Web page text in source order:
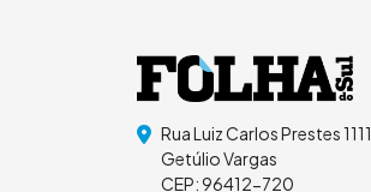
Rua Luiz Carlos Prestes 1111
Getúlio Vargas
CEP: 96412-720